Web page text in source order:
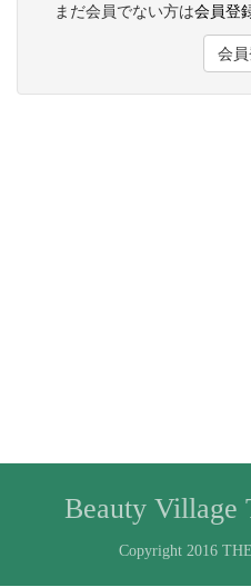
まだ会員でない方は会員登
会
Beauty
Copyright 2016